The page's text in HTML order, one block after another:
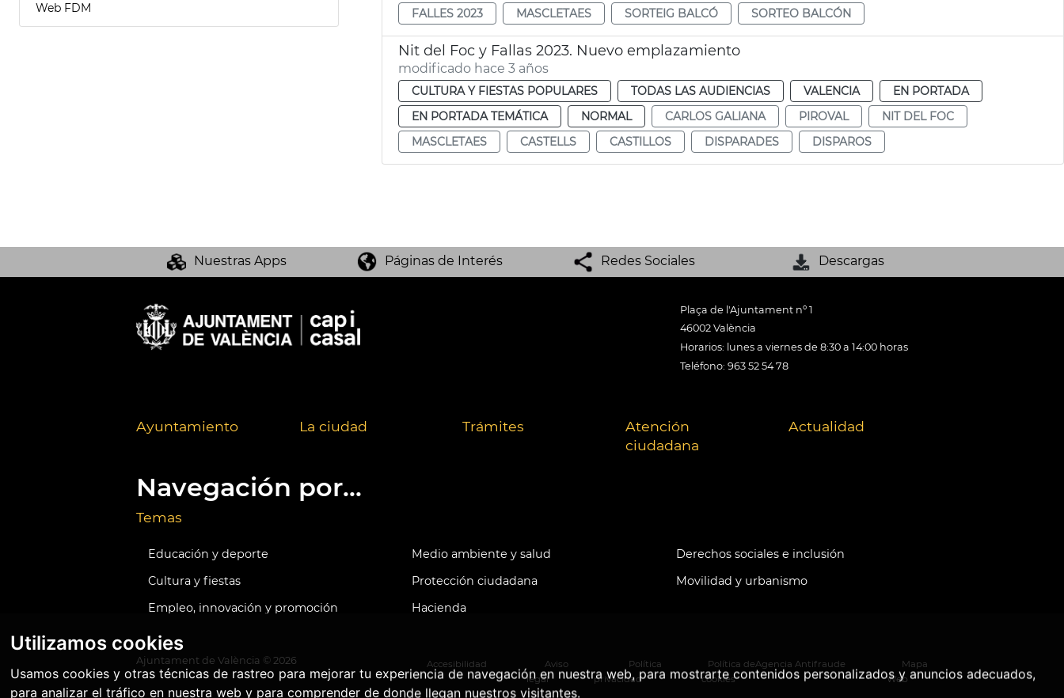
Utilizamos cookies
Usamos cookies y otras técnicas de rastreo para mejorar tu experiencia de navegación en nuestra web, para mostrarte contenidos personalizados y anuncios adecuados,
para analizar el tráfico en nuestra web y para comprender de donde llegan nuestros visitantes.
Web FDM
FALLES 2023
MASCLETAES SORTEIG BALCÓ SORTEO BALCÓN
Nit del Foc y Fallas 2023. Nuevo emplazamiento
modificado hace 3 años
CULTURA Y FIESTAS POPULARES TODAS LAS AUDIENCIAS VALENCIA
EN PORTADA
EN PORTADA TEMÁTICA
NORMAL CARLOS GALIANA PIROVAL
NIT DEL FOC
MASCLETAES
CASTELLS CASTILLOS DISPARADES DISPAROS
Nuestras Apps Páginas de Interés Redes Sociales Descargas
Plaça de l'Ajuntament nº 1
46002 València
Horarios: lunes a viernes de 8:30 a 14:00 horas
Teléfono: 963 52 54 78
Ayuntamiento La ciudad Trámites
Atención
ciudadana
Actualidad
Navegación por...
Temas
Educación y deporte Medio ambiente y salud
Derechos sociales e inclusión
Cultura y fiestas
Protección ciudadana
Movilidad y urbanismo
Empleo, innovación y promoción
Hacienda
Ajuntament de València © 2026 Accesibilidad
Aviso
legal
Política
privacidad
Política de
cookies
Agencia Antifraude
Mapa
Web